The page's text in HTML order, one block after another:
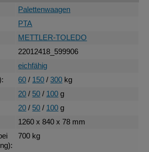
Palettenwaagen
PTA
METTLER-TOLEDO
22012418_599906
eichfähig
60 / 150 /300 kg
20 / 50 / 100 g
20 / 50 / 100 g
1260 x 840 x 78 mm
700 kg